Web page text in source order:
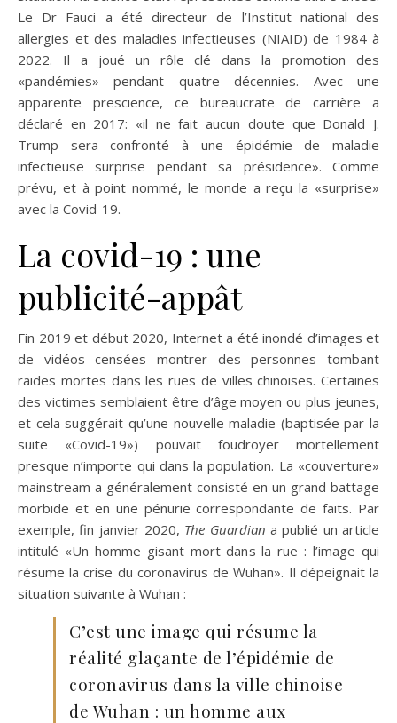
Le Dr Fauci a été directeur de l’Institut national des
allergies et des maladies infectieuses (NIAID) de 1984 à
2022. Il a joué un rôle clé dans la promotion des
«pandémies» pendant quatre décennies. Avec une
apparente prescience, ce bureaucrate de carrière a
déclaré en 2017: «il ne fait aucun doute que Donald J.
Trump sera confronté à une épidémie de maladie
infectieuse surprise pendant sa présidence». Comme
prévu, et à point nommé, le monde a reçu la «surprise»
avec la Covid-19.
La covid-19 : une
publicité-appât
Fin 2019 et début 2020, Internet a été inondé d’images et
de vidéos censées montrer des personnes tombant
raides mortes dans les rues de villes chinoises. Certaines
des victimes semblaient être d’âge moyen ou plus jeunes,
et cela suggérait qu’une nouvelle maladie (baptisée par la
suite «Covid-19») pouvait foudroyer mortellement
presque n’importe qui dans la population. La «couverture»
mainstream a généralement consisté en un grand battage
morbide et en une pénurie correspondante de faits. Par
exemple, fin janvier 2020, The Guardian a publié un article
intitulé «Un homme gisant mort dans la rue : l’image qui
résume la crise du coronavirus de Wuhan». Il dépeignait la
situation suivante à Wuhan :
C’est une image qui résume la
réalité glaçante de l’épidémie de
coronavirus dans la ville chinoise
de Wuhan : un homme aux